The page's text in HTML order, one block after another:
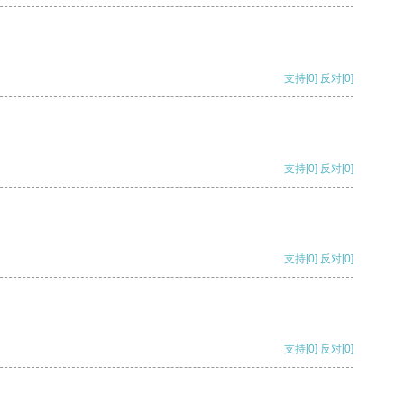
支持[0] 反对[0]
支持[0] 反对[0]
支持[0] 反对[0]
支持[0] 反对[0]